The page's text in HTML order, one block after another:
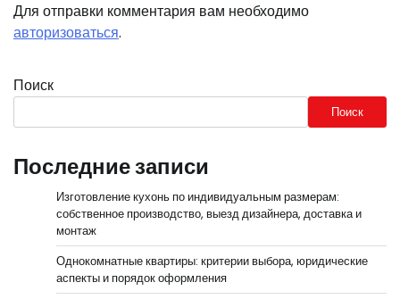
Для отправки комментария вам необходимо
авторизоваться.
Поиск
Поиск
Последние записи
Изготовление кухонь по индивидуальным размерам:
собственное производство, выезд дизайнера, доставка и
монтаж
Однокомнатные квартиры: критерии выбора, юридические
аспекты и порядок оформления